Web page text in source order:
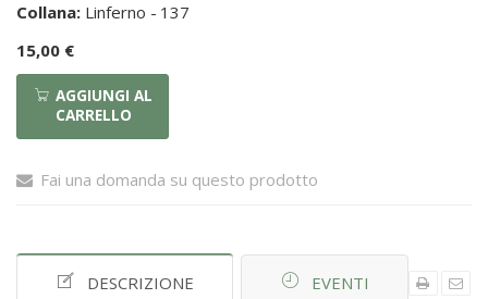
Collana: Linferno - 137
15,00 €
AGGIUNGI AL
CARRELLO
Fai una domanda su questo prodotto
DESCRIZIONE EVENTI